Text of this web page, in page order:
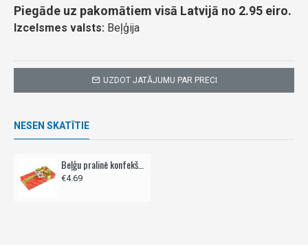
UZDOT JATĀJUMU PAR PRECI
Piegāde uz pakomātiem visā Latvijā no 2.95 eiro.
Izcelsmes valsts: Beļģija
NESEN SKATĪTIE
Beļģu pralinē konfekšu izlase, HEART,- 100g
€4.69